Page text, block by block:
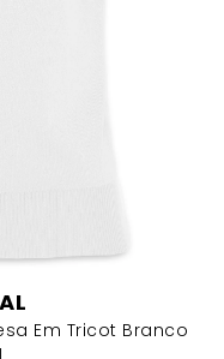
Em Tricot Branco